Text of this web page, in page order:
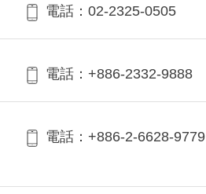
電話：02-2325-0505
電話：+886-2332-9888
電話：+886-2-6628-9779